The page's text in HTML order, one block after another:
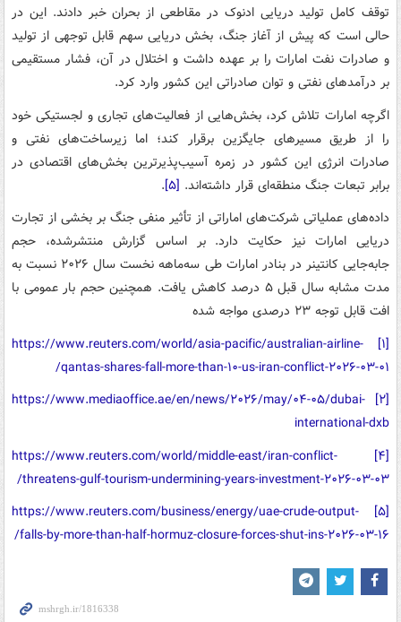
توقف کامل تولید دریایی ادنوک در مقاطعی از بحران خبر دادند. این در
حالی است که پیش از آغاز جنگ، بخش دریایی سهم قابل توجهی از تولید
و صادرات نفت امارات را بر عهده داشت و اختلال در آن، فشار مستقیمی
بر درآمدهای نفتی و توان صادراتی این کشور وارد کرد.
اگرچه امارات تلاش کرد، بخش‌هایی از فعالیت‌های تجاری و لجستیکی خود
را از طریق مسیرهای جایگزین برقرار کند؛ اما زیرساخت‌های نفتی و
صادرات انرژی این کشور در زمره آسیب‌پذیرترین بخش‌های اقتصادی در
برابر تبعات جنگ منطقه‌ای قرار داشته‌اند. [۵]
.
داده‌های عملیاتی شرکت‌های اماراتی از تأثیر منفی جنگ بر بخشی از تجارت
دریایی امارات نیز حکایت دارد. بر اساس گزارش منتشرشده، حجم
جابه‌جایی کانتینر در بنادر امارات طی سه‌ماهه نخست سال ۲۰۲۶ نسبت به
مدت مشابه سال قبل ۵ درصد کاهش یافت. همچنین حجم بار عمومی با
افت قابل توجه ۲۳ درصدی مواجه شده
[۱]
https://www.reuters.com/world/asia-pacific/australian-airline-
qantas-shares-fall-more-than-۱۰-us-iran-conflict-۲۰۲۶-۰۳-۰۱/
[۲]
https://www.mediaoffice.ae/en/news/۲۰۲۶/may/۰۴-۰۵/dubai-
international-dxb
[۴]
https://www.reuters.com/world/middle-east/iran-conflict-
threatens-gulf-tourism-undermining-years-investment-۲۰۲۶-۰۳-۰۳/
[۵]
https://www.reuters.com/business/energy/uae-crude-output-
falls-by-more-than-half-hormuz-closure-forces-shut-ins-۲۰۲۶-۰۳-۱۶/